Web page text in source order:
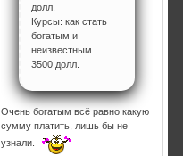
долл.
Курсы: как стать
богатым и
неизвестным ...
3500 долл.
Очень богатым всё равно какую
сумму платить, лишь бы не
узнали.